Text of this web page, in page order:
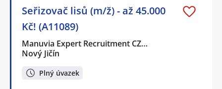
Seřizovač lisů (m/ž) - až 45.000
Kč! (A11089)
Manuvia Expert Recruitment CZ…
Nový Jičín
Plný úvazek